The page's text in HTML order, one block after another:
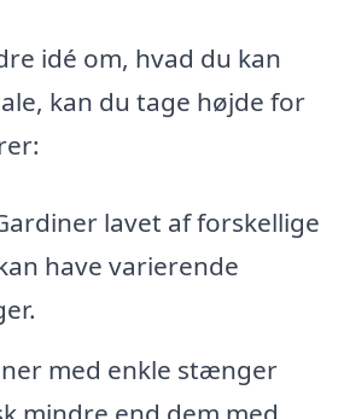
idé om, hvad du kan
kan du tage højde for
lavet af forskellige
have varierende
med enkle stænger